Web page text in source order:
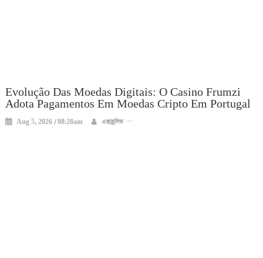
Evolução Das Moedas Digitais: O Casino Frumzi
Adota Pagamentos Em Moedas Cripto Em Portugal
Aug 5, 2026 / 08:28am এক্সক্লুসিভ